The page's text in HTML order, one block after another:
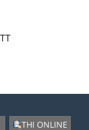
THI ONLINE